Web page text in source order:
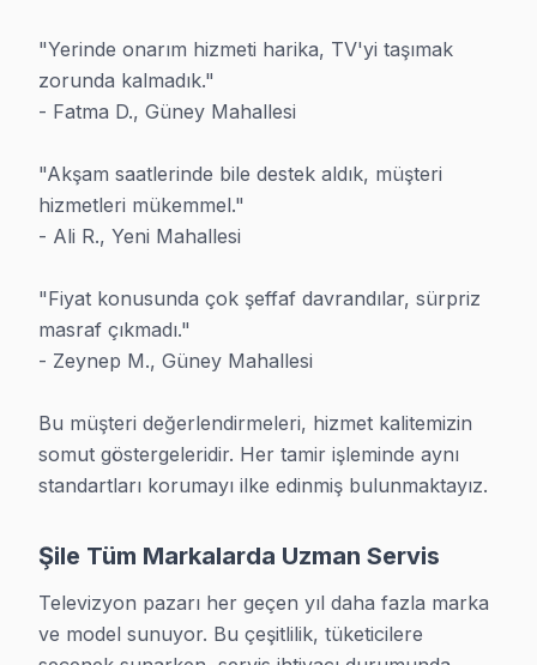
Pratikte gözlemlediğimiz: Şile servisimizde servis sonrası
Şile mahallesindeki TV sahiplerinin arıza bildirimlerinin
Güç döngüsü sorunu (aç-kapat tekrarı) Şile bölgesinde
Şile'de TV TV sorununu çözmek istiyorsanız, Şile TV
Şile'de standby modundan çıkamayan TV'de sorunu erken
bu yüzden, Wi-Fi bağlantı kopması sorunu Şile
Şile servisimizde kullanılan tüm yedek parçalar tedarikçi
Şile'de TV onarımını erken dönemde yaptırmak hem
TV Tamir Maliyetleri – Şile Bölgesi 2025
Ses ve Port Onarımı ₺200 – ₺600
"Yerinde onarım hizmeti harika, TV'yi taşımak
zorunda kalmadık."
- Fatma D., Güney Mahallesi
"Akşam saatlerinde bile destek aldık, müşteri
hizmetleri mükemmel."
- Ali R., Yeni Mahallesi
"Fiyat konusunda çok şeffaf davrandılar, sürpriz
masraf çıkmadı."
- Zeynep M., Güney Mahallesi
Bu müşteri değerlendirmeleri, hizmet kalitemizin
somut göstergeleridir. Her tamir işleminde aynı
standartları korumayı ilke edinmiş bulunmaktayız.
Şile Tüm Markalarda Uzman Servis
Televizyon pazarı her geçen yıl daha fazla marka
ve model sunuyor. Bu çeşitlilik, tüketicilere